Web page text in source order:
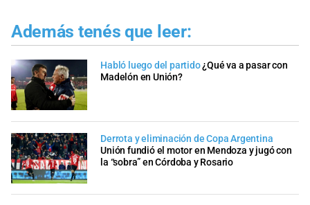
Además tenés que leer:
Habló luego del partido¿Qué va a pasar con
Madelón en Unión?
Derrota y eliminación de Copa Argentina
Unión fundió el motor en Mendoza y jugó con
la “sobra” en Córdoba y Rosario